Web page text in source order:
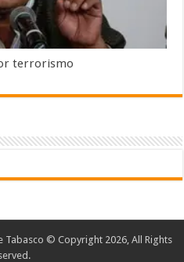
terrorismo
© Copyright 2026, All Rights